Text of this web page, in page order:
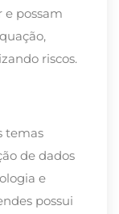
possam
riscos.
temas
de dados
e
possui